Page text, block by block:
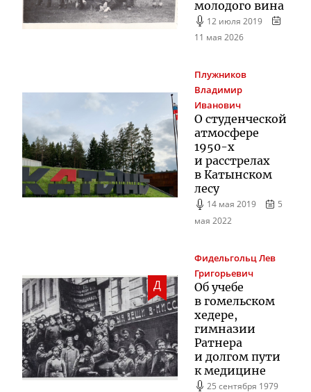
молодого вина
12 июля 2019
11 мая 2026
Плужников
Владимир
Иванович
О студенческой
атмосфере
1950-х
и расстрелах
в Катынском
лесу
14 мая 2019
5
мая 2022
Д
ФидельгольцЛев
Григорьевич
Об учебе
в гомельском
хедере,
гимназии
Ратнера
и долгом пути
к медицине
25 сентября 1979